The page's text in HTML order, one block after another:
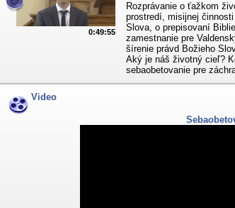
0:49:55
Rozprávanie o ťažkom
prostredí, misijnej
Slova, o prepisovaní
zamestnanie pre
šírenie právd Božieho
Aký je náš životný cieľ?
sebaobetovanie pre
Video